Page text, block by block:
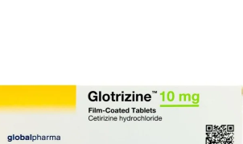
true-
honey